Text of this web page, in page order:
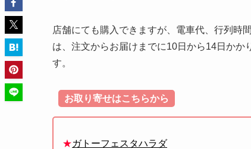
店舗にても購入できますが、電車代、行列時
は、注文からお届けまでに10日から14日か
す。
お取り寄せはこちらから
★ガトーフェスタハラダ